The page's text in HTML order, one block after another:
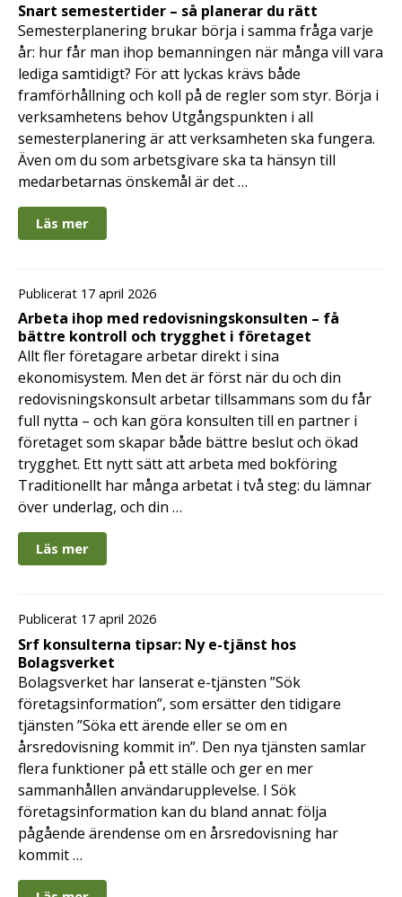
Snart semestertider – så planerar du rätt
Semesterplanering brukar börja i samma fråga varje
år: hur får man ihop bemanningen när många vill vara
lediga samtidigt? För att lyckas krävs både
framförhållning och koll på de regler som styr. Börja i
verksamhetens behov Utgångspunkten i all
semesterplanering är att verksamheten ska fungera.
Även om du som arbetsgivare ska ta hänsyn till
medarbetarnas önskemål är det …
Läs mer
Publicerat 17 april 2026
Arbeta ihop med redovisningskonsulten – få
bättre kontroll och trygghet i företaget
Allt fler företagare arbetar direkt i sina
ekonomisystem. Men det är först när du och din
redovisningskonsult arbetar tillsammans som du får
full nytta – och kan göra konsulten till en partner i
företaget som skapar både bättre beslut och ökad
trygghet. Ett nytt sätt att arbeta med bokföring
Traditionellt har många arbetat i två steg: du lämnar
över underlag, och din …
Läs mer
Publicerat 17 april 2026
Srf konsulterna tipsar: Ny e-tjänst hos
Bolagsverket
Bolagsverket har lanserat e-tjänsten ”Sök
företagsinformation”, som ersätter den tidigare
tjänsten ”Söka ett ärende eller se om en
årsredovisning kommit in”. Den nya tjänsten samlar
flera funktioner på ett ställe och ger en mer
sammanhållen användarupplevelse. I Sök
företagsinformation kan du bland annat: följa
pågående ärendense om en årsredovisning har
kommit …